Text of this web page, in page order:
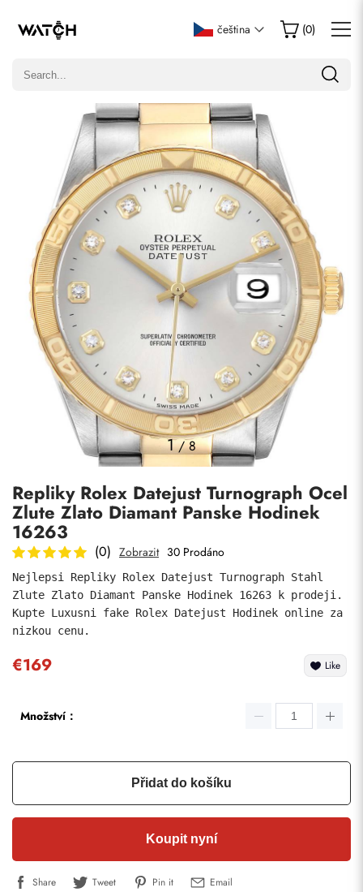
čeština (0)
1/8
Repliky Rolex Datejust Turnograph Ocel
Zlute Zlato Diamant Panske Hodinek
16263
(0) Zobrazit 30 Prodáno
Nejlepsi Repliky Rolex Datejust Turnograph Stahl
Zlute Zlato Diamant Panske Hodinek 16263 k prodeji.
Kupte Luxusni fake Rolex Datejust Hodinek online za
nizkou cenu.
€169 Like
Množství：
Přidat do košíku
Koupit nyní
Share Tweet Pin it Email
Napsat recenzi
Pouze zákazníci, kteří zakoupili tuto položku, mohou napsat
Komentáře
Odeslat